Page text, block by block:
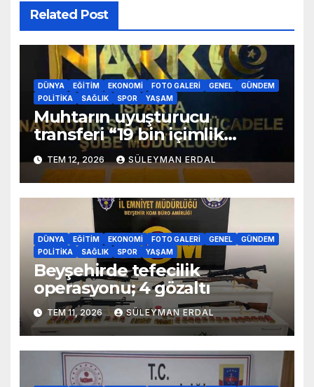
Related Post
DÜNYA EĞITIM EKONOMI FOTO GALERI GENEL
GÜNDEM
POLITIKA
SAĞLIK SPOR YAŞAM
Muhtarın uyuşturucu
transferi “19 bin içimlik
uyuşturucu ele geçirildi”
TEM 12, 2026 SÜLEYMAN ERDAL
DÜNYA EĞITIM EKONOMI FOTO GALERI GENEL
GÜNDEM
POLITIKA
SAĞLIK SPOR YAŞAM
Beyşehirde tefecilik
operasyonu; 4 gözaltı
TEM 11, 2026 SÜLEYMAN ERDAL